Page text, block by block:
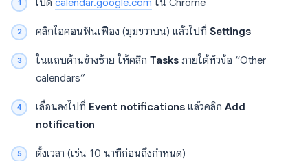
เปิด calendar.google.com ใน Chrome
คลิกไอคอนฟันเฟือง (มุมขวาบน) แล้วไปที่ Settings
ในแถบด้านข้างซ้าย ให้คลิก Tasks ภายใต้หัวข้อ “Other
calendars”
เลื่อนลงไปที่ Event notifications แล้วคลิก Add
notification
ตั้งเวลา (เช่น 10 นาทีก่อนถึงกำหนด)